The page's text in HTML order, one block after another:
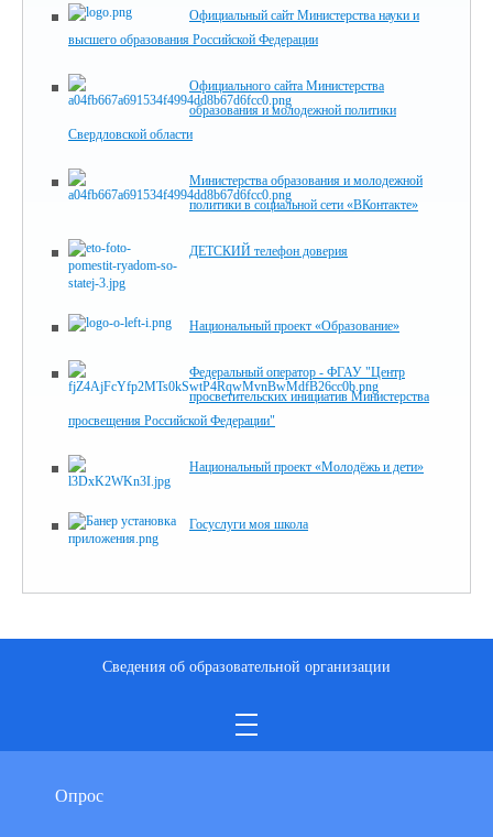
Официальный сайт Министерства науки и
высшего образования Российской Федерации
Официального сайта Министерства
образования и молодежной политики
Свердловской области
Министерства образования и молодежной
политики в социальной сети «ВКонтакте»
ДЕТСКИЙ телефон доверия
Национальный проект «Образование»
Федеральный оператор - ФГАУ "Центр
просветительских инициатив Министерства
просвещения Российской Федерации"
Национальный проект «Молодёжь и дети»
Госуслуги моя школа
Сведения об образовательной организации
Опрос